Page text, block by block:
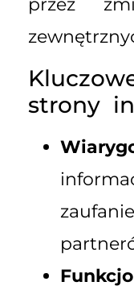
przez
strony